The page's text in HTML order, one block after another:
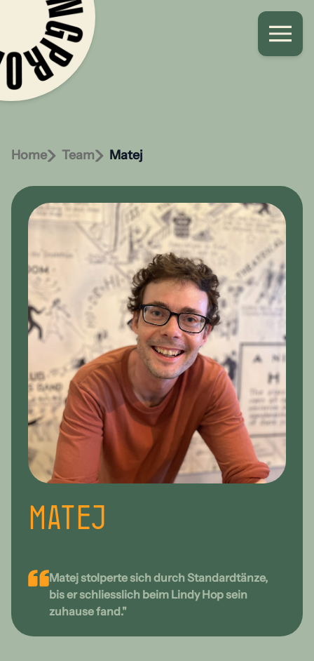
Home Team Matej
Matej
Matej stolperte sich durch Standardtänze,
bis er schliesslich beim Lindy Hop sein
zuhause fand."